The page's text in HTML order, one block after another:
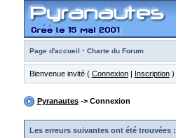
Page d'accueil · Charte du Forum
Bienvenue invité ( Connexion| Inscription)
Pyranautes-> Connexion
Les erreurs suivantes ont été trouvées :